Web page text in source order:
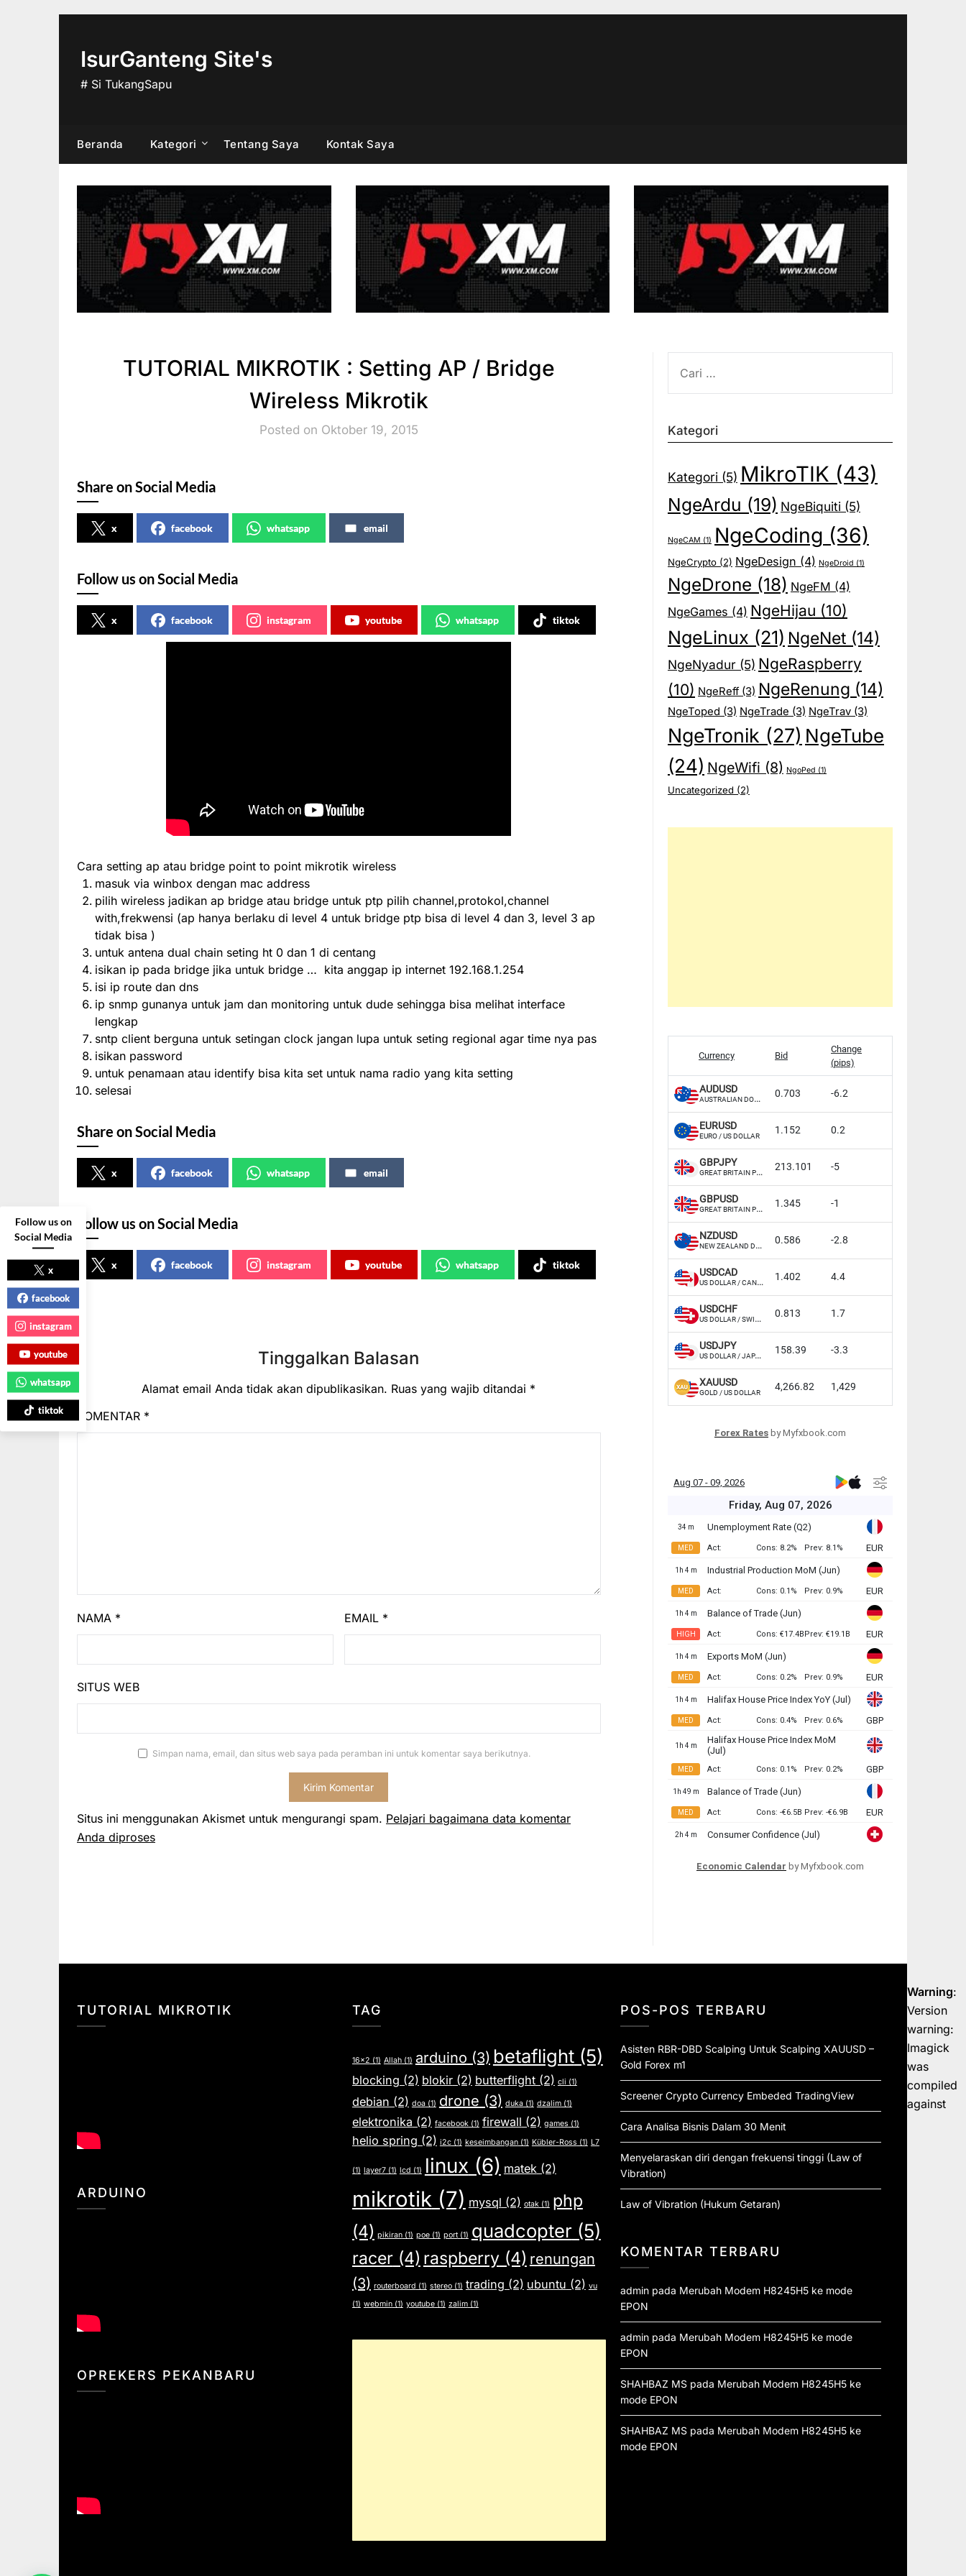
IsurGanteng Site's
# Si TukangSapu
Beranda Kategori Tentang Saya Kontak Saya
TUTORIAL MIKROTIK : Setting AP / Bridge
Wireless Mikrotik
Posted on Oktober 19, 2015
Share on Social Media
x facebook whatsapp email
Follow us on Social Media
x facebook instagram youtube whatsapp tiktok
Cara setting ap atau bridge point to point mikrotik wireless
masuk via winbox dengan mac address
pilih wireless jadikan ap bridge atau bridge untuk ptp pilih channel,protokol,channel
with,frekwensi (ap hanya berlaku di level 4 untuk bridge ptp bisa di level 4 dan 3, level 3 ap
tidak bisa )
untuk antena dual chain seting ht 0 dan 1 di centang
isikan ip pada bridge jika untuk bridge … kita anggap ip internet 192.168.1.254
isi ip route dan dns
ip snmp gunanya untuk jam dan monitoring untuk dude sehingga bisa melihat interface
lengkap
sntp client berguna untuk setingan clock jangan lupa untuk seting regional agar time nya pas
isikan password
untuk penamaan atau identify bisa kita set untuk nama radio yang kita setting
selesai
Share on Social Media
x facebook whatsapp email
Follow us on Social Media
x facebook instagram youtube whatsapp tiktok
Tinggalkan Balasan
Alamat email Anda tidak akan dipublikasikan. Ruas yang wajib ditandai *
KOMENTAR *
NAMA * EMAIL *
SITUS WEB
Simpan nama, email, dan situs web saya pada peramban ini untuk komentar saya berikutnya.
Situs ini menggunakan Akismet untuk mengurangi spam. Pelajari bagaimana data komentar
Anda diproses
UNTUK:
Kategori
Kategori (5) MikroTIK (43)
NgeArdu (19) NgeBiquiti (5)
NgeCAM (1) NgeCoding (36)
NgeCrypto(2) NgeDesign (4) NgeDroid (1)
NgeDrone (18) NgeFM (4)
NgeGames (4) NgeHijau (10)
NgeLinux (21) NgeNet (14)
NgeNyadur(5) NgeRaspberry
(10) NgeReff(3) NgeRenung (14)
NgeToped (3) NgeTrade (3) NgeTrav(3)
NgeTronik (27) NgeTube
(24) NgeWifi (8) NgoPed (1)
Uncategorized (2)
Forex Ratesby Myfxbook.com
Economic Calendar by Myfxbook.com
TUTORIAL MIKROTIK
ARDUINO
OPREKERS PEKANBARU
TAG
16x2 (1) Allah(1) arduino (3) betaflight(5)
blocking (2) blokir(2) butterflight(2) cli (1)
debian (2) doa(1) drone (3) duka(1) dzalim(1)
elektronika (2) facebook(1) firewall (2) games (1)
helio spring (2) i2c(1) keseimbangan(1) Kübler-Ross (1) L7
(1) layer7(1) lcd (1) linux (6) matek (2)
mikrotik (7) mysql (2) otak(1) php
(4) pikiran(1) poe(1) port(1) quadcopter (5)
racer(4) raspberry(4) renungan
(3) routerboard (1) stereo(1) trading (2) ubuntu (2) vu
(1) webmin(1) youtube(1) zalim(1)
POS-POS TERBARU
Asisten RBR-DBD Scalping Untuk Scalping XAUUSD –
Gold Forex m1
Screener Crypto Currency Embeded TradingView
Cara Analisa Bisnis Dalam 30 Menit
Menyelaraskan diri dengan frekuensi tinggi (Law of
Vibration)
Law of Vibration (Hukum Getaran)
KOMENTAR TERBARU
adminpada Merubah Modem H8245H5 ke mode
EPON
adminpada Merubah Modem H8245H5 ke mode
EPON
SHAHBAZ MSpada Merubah Modem H8245H5 ke
mode EPON
SHAHBAZ MSpada Merubah Modem H8245H5 ke
mode EPON
Follow us on
Social Media
x
facebook
instagram
youtube
whatsapp
tiktok
Warning:
Version
warning:
Imagick
was
compiled
against